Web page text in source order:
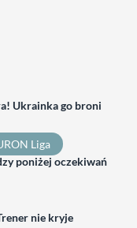
Ukrainka go broni
Liga
poniżej oczekiwań
nie kryje